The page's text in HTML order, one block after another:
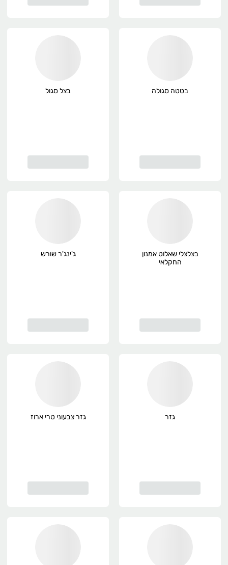
בטטה סגולה בצל סגול
בצלצלי שאלוט אמנון
החקלאי
ג'ינג'ר שורש
גזר גזר צבעוני טרי ארוז